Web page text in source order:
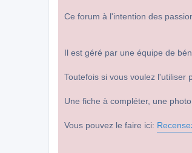
Ce forum à l'intention des
Il est géré par une équipe de
Toutefois si vous voulez l'utiliser
Une fiche à compléter, une
Vous pouvez le faire ici: